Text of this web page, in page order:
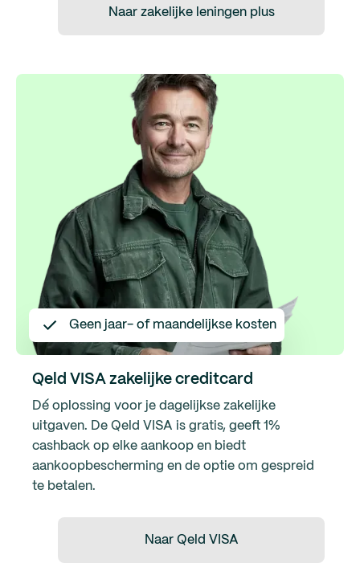
Naar zakelijke leningen plus
Geen jaar- of maandelijkse kosten
Qeld VISA zakelijke creditcard
Dé oplossing voor je dagelijkse zakelijke
uitgaven. De Qeld VISA is gratis, geeft 1%
cashback op elke aankoop en biedt
aankoopbescherming en de optie om gespreid
te betalen.
Naar Qeld VISA